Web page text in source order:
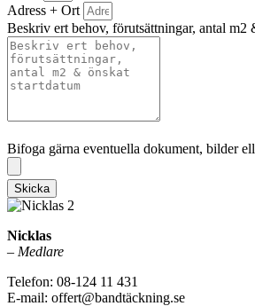
Adress + Ort
Beskriv ert behov, förutsättningar, antal m2
Bifoga gärna eventuella dokument, bilder
Skicka
Nicklas
– Medlare
Telefon: 08-124 11 431
E-mail: offert@bandtäckning.se